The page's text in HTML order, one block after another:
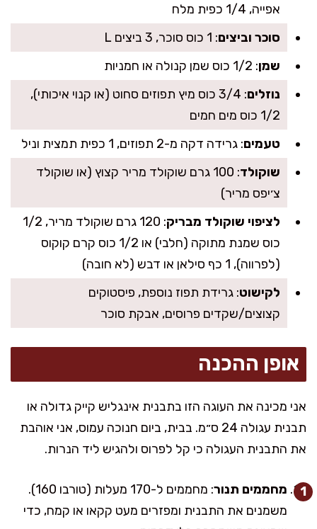
אפייה, 1/4 כפית מלח
סוכר וביצים: 1 כוס סוכר, 3 ביצים L
שמן: 1/2 כוס שמן קנולה או חמניות
נוזלים
: 3/4 כוס מיץ תפוזים סחוט (או קנוי איכותי),
1/2 כוס מים חמים
טעמים: גרידה דקה מ-2 תפוזים, 1 כפית תמצית וניל
שוקולד
: 100 גרם שוקולד מריר קצוץ (או שוקולד
צ׳יפס מריר)
לציפוי שוקולד מבריק
: 120 גרם שוקולד מריר, 1/2
כוס שמנת מתוקה (חלבי) או 1/2 כוס קרם קוקוס
(לפרווה), 1 כף סילאן או דבש (לא חובה)
לקישוט: גרידת תפוז נוספת, פיסטוקים
קצוצים/שקדים פרוסים, אבקת סוכר
אופן ההכנה
אני מכינה את העוגה הזו בתבנית אינגליש קייק גדולה או
תבנית עגולה 24 ס״מ. בבית, ביום חנוכה עמוס, אני אוהבת
את התבנית העגולה כי קל לפרוס ולהגיש ליד הנרות.
מחממים תנור
: מחממים ל-170 מעלות (טורבו 160).
משמנים את התבנית ומפזרים מעט קקאו או קמח, כדי